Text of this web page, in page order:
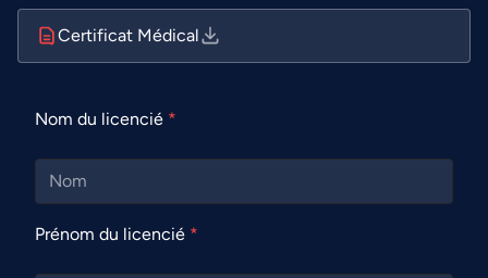
Certificat Médical
Nom du licencié *
Prénom du licencié *